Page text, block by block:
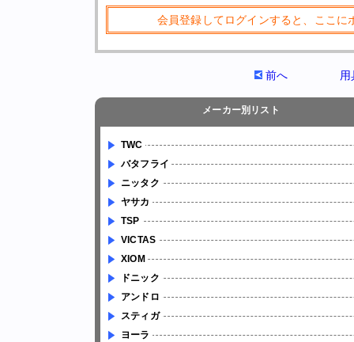
会員登録してログインすると、ここ
前へ
メーカー別リスト
TWC
バタフライ
ニッタク
ヤサカ
TSP
VICTAS
XIOM
ドニック
アンドロ
スティガ
ヨーラ